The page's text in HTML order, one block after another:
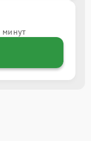
минут